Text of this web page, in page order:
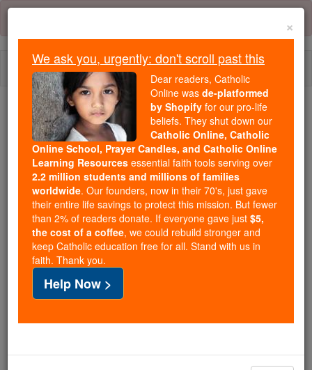
Skip
content
Because of You, 2.2 Million
Students Are Being Formed in the
Faith
Because of generous supporters like you,
Catholic Online School has already delivered
free, faithful Catholic education to over 2.2
million students across 193 countries. In an age
of noise and algorithms, you are helping form
souls with truth, prayer, Scripture, and Christ.
If everyone who reads this gave just $5 — the
free for all. Be Courageous. Be Catholic. Stand
×
We ask you, urgently: don't scroll past this
Dear readers, Catholic
Online was de-platformed
by Shopify for our pro-life
beliefs. They shut down our
Catholic Online, Catholic
Online School, Prayer Candles, and Catholic Online
Learning Resources essential faith tools serving over
2.2 million students and millions of families
worldwide. Our founders, now in their 70's, just gave
their entire life savings to protect this mission. But fewer
than 2% of readers donate. If everyone gave just $5,
the cost of a coffee, we could rebuild stronger and
keep Catholic education free for all. Stand with us in
faith. Thank you.
Help Now >